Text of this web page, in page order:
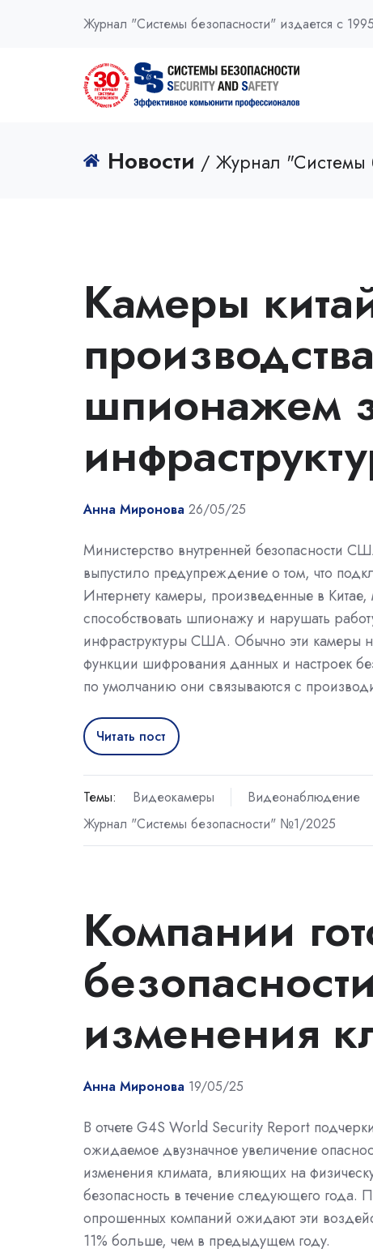
Журнал "Системы безопасности" издается с
Новости / Журнал "Системы
Камеры
шпионажем
Анна Миронова 26/05/25
Министерство внутренней безопасности
выпустило предупреждение о том, что
Интернету камеры, произведенные в Китае,
способствовать шпионажу и нарушать
инфраструктуры США. Обычно эти камеры
функции шифрования данных и настроек
по умолчанию они связываются с
Читать пост
Темы: Видеокамеры Видеонаблюдение
Журнал "Системы безопасности" №1/2025
Компании
изменения
Анна Миронова 19/05/25
В отчете G4S World Security Report
ожидаемое двузначное увеличение
изменения климата, влияющих на
безопасность в течение следующего года.
опрошенных компаний ожидают эти
11% больше, чем в предыдущем году.